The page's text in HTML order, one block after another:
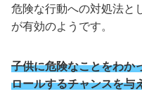
危険な行動への対処法と
が有効のようです。
子供に危険なことをわか
ロールするチャンスを与